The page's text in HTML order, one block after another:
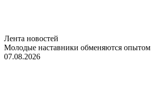
Лента новостей
Молодые наставники обменяются опытом
07.08.2026